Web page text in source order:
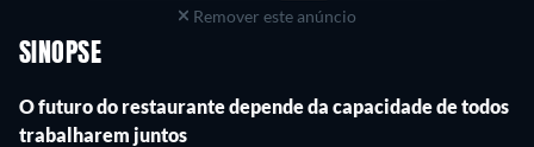
Remover este anúncio
SINOPSE
O futuro do restaurante depende da capacidade de todos
trabalharem juntos